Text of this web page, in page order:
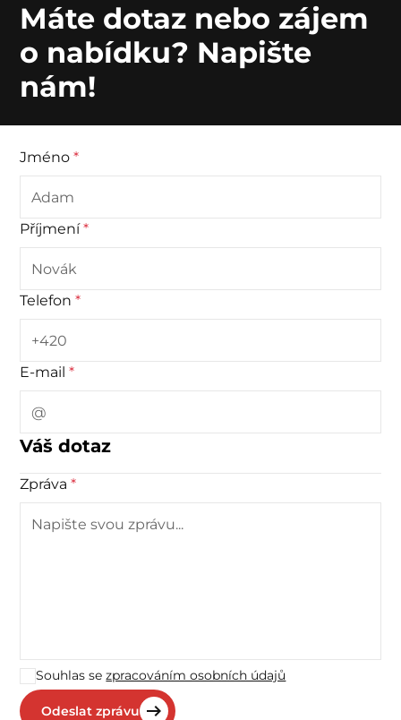
Máte dotaz nebo zájem
o nabídku? Napište
nám!
Jméno*
Příjmení*
Telefon*
E-mail*
Váš dotaz
Zpráva*
Souhlas sezpracováním osobních údajů